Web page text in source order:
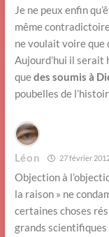
Je ne peux enfin
même
ne voulait voire que
Aujourd’hui il serait
quedes soumis à
poubelles de
Léon 27 février
Objection à
la raison » ne
certaines choses
grands